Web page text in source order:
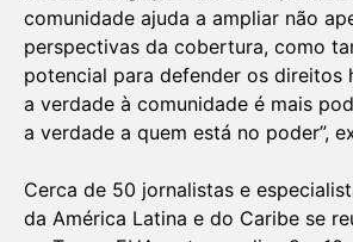
comunidade ajuda a ampliar não
perspectivas da cobertura, como
potencial para defender os direitos
a verdade à comunidade é mais
a verdade a quem está no poder”,
Cerca de 50 jornalistas e
da América Latina e do Caribe se